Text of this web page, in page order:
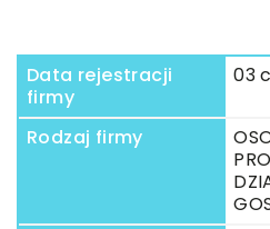
Data rejestracji
firmy
03
Rodzaj firmy